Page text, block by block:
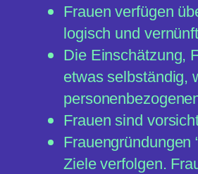
Frauen verfügen
logisch und
Die Einschätzung,
etwas selbständig,
Frauen sind
Frauengründungen
Ziele verfolgen.